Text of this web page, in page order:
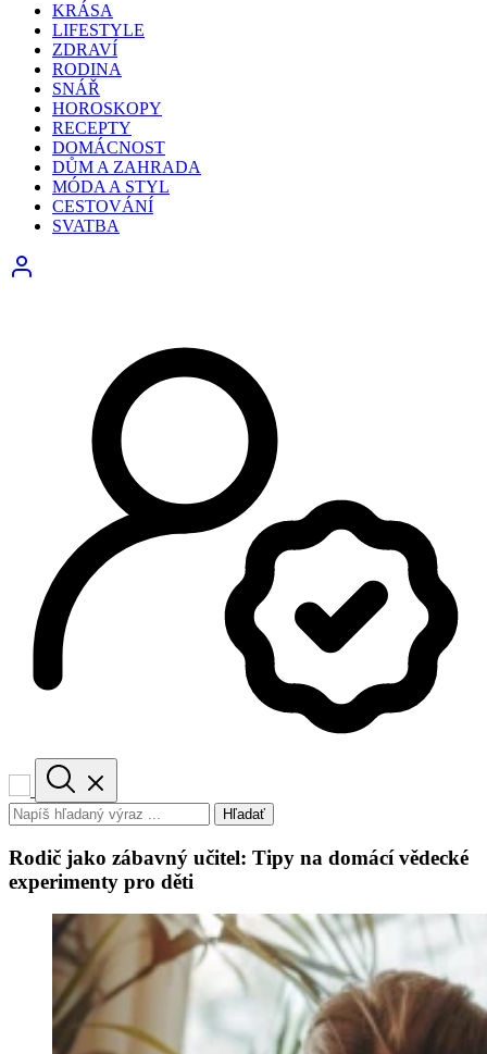
KRÁSA
LIFESTYLE
ZDRAVÍ
RODINA
SNÁŘ
HOROSKOPY
RECEPTY
DOMÁCNOST
DŮM A ZAHRADA
MÓDA A STYL
CESTOVÁNÍ
SVATBA
Hľadať
Rodič jako zábavný učitel: Tipy na domácí vědecké
experimenty pro děti